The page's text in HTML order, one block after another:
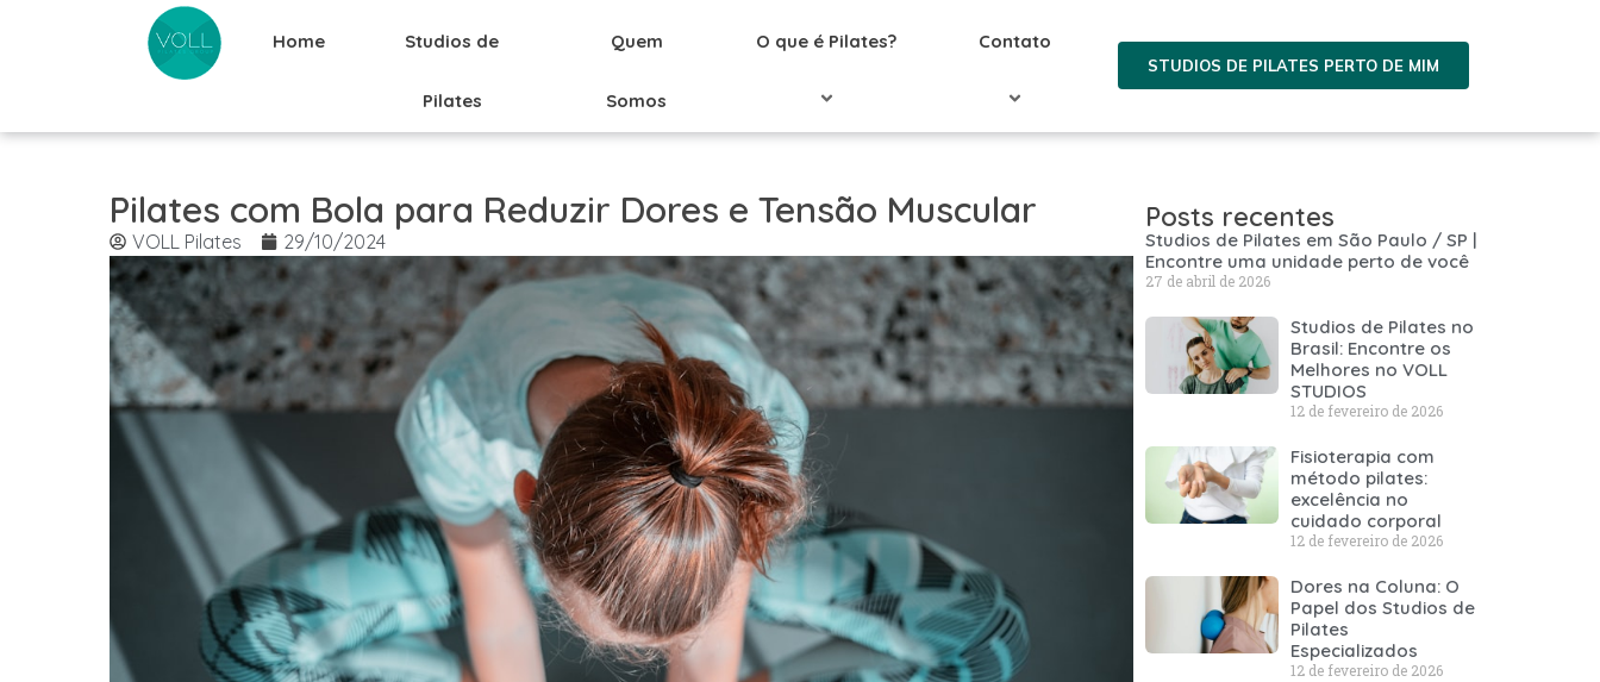
Home Studios de
Pilates
Quem
Somos
O que é Pilates? Contato
STUDIOS DE PILATES PERTO DE MIM
Pilates com Bola para Reduzir Dores e Tensão Muscular
VOLL Pilates 29/10/2024
Posts recentes
Studios de Pilates em São Paulo / SP |
Encontre uma unidade perto de você
27 de abril de 2026
Studios de Pilates no
Brasil: Encontre os
Melhores no VOLL
STUDIOS
12 de fevereiro de 2026
Fisioterapia com
método pilates:
excelência no
cuidado corporal
12 de fevereiro de 2026
Dores na Coluna: O
Papel dos Studios de
Pilates
Especializados
12 de fevereiro de 2026